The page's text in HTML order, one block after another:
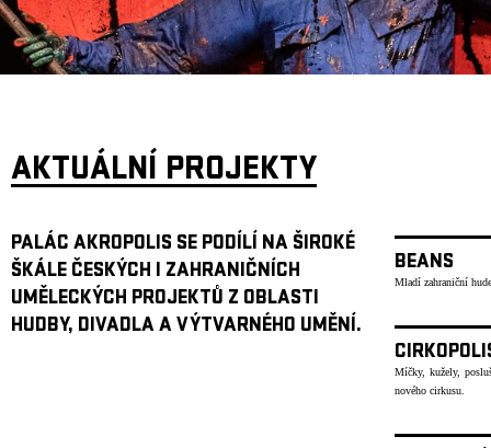
AKTUÁLNÍ PROJEKTY
PALÁC AKROPOLIS SE PODÍLÍ NA ŠIROKÉ
ŠKÁLE ČESKÝCH I ZAHRANIČNÍCH
UMĚLECKÝCH PROJEKTŮ Z OBLASTI
HUDBY, DIVADLA A VÝTVARNÉHO UMĚNÍ.
BEANS
Mladí zahraniční
Míčky, kužely,
nového cirkusu.